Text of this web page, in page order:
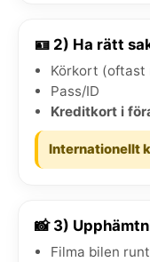
🪪 2) Ha rätt
Körkort (oftast
Pass/ID
Kreditkort i
Internationellt
📸 3)
Filma bilen